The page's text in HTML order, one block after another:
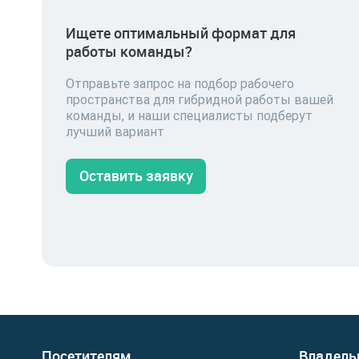
Ищете оптимальный формат для
работы команды?
Отправьте запрос на подбор рабочего
пространства для гибридной работы вашей
команды, и наши специалисты подберут
лучший вариант
Оставить заявку